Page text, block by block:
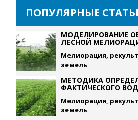
ПОПУЛЯРНЫЕ
МОДЕЛИРОВАНИЕ
ЛЕСНОЙ
Мелиорация,
земель
МЕТОДИКА
ФАКТИЧЕСКОГО
Мелиорация,
земель